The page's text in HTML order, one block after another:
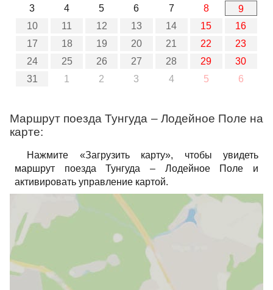
3
4 5 6 7 8
9
10
11 12 13 14 15
16
17
18 19 20 21 22
23
24
25 26 27 28 29
30
31
1 2 3 4 5 6
Маршрут поезда Тунгуда – Лодейное Поле на
карте:
Нажмите «Загрузить карту», чтобы увидеть
маршрут поезда Тунгуда – Лодейное Поле и
активировать управление картой.